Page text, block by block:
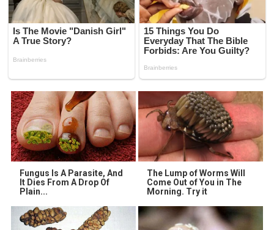
Fungus Is A Parasite, And
It Dies From A Drop Of
Plain...
The Lump of Worms Will
Come Out of You in The
Morning. Try it